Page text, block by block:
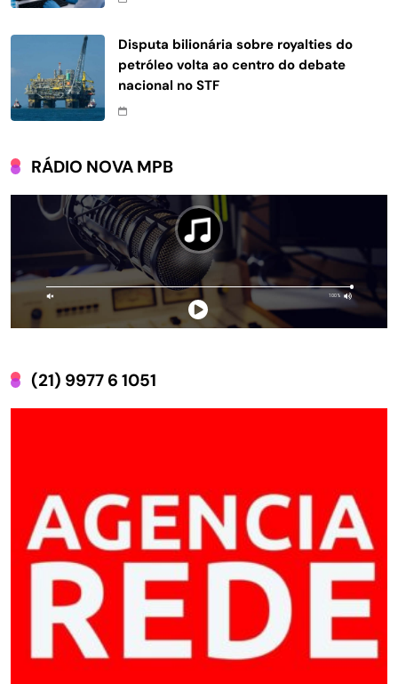
Disputa bilionária sobre royalties do
petróleo volta ao centro do debate
nacional no STF
RÁDIO NOVA MPB
(21) 9977 6 1051